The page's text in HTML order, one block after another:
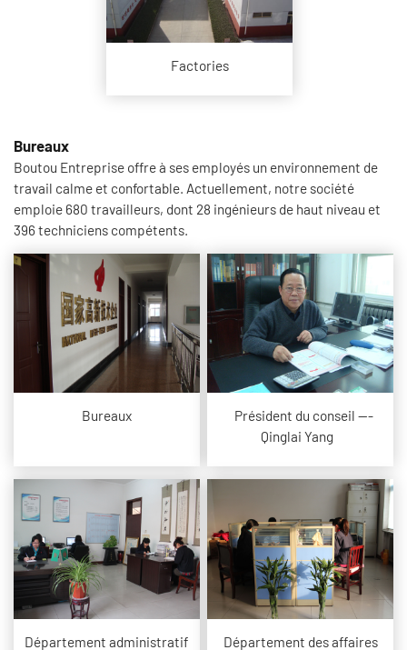
Factories
Bureaux
Boutou Entreprise offre à ses employés un environnement de
travail calme et confortable. Actuellement, notre société
emploie 680 travailleurs, dont 28 ingénieurs de haut niveau et
396 techniciens compétents.
Bureaux
Président du conseil ---
Qinglai Yang
Département administratif Département des affaires